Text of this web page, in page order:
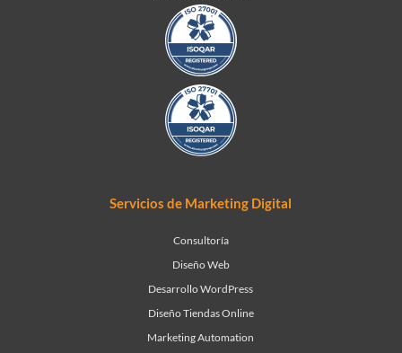
Servicios de Marketing Digital
Consultoría
Diseño Web
Desarrollo WordPress
Diseño Tiendas Online
Marketing Automation